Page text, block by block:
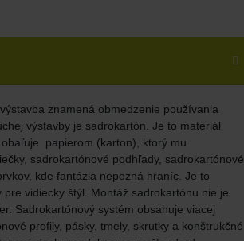
znamená obmedzenie používania
výstavby je sadrokartón. Je to materiál
papierom (karton), ktorý mu
sadrokartónové podhľady, sadrokartónové
kde fantázia nepozná hraníc. Je to
vidiecky štýl. Montáž sadrokartónu nie je
Sadrokartónový systém obsahuje viacej
profily, pásky, tmely, skrutky a konštrukčné